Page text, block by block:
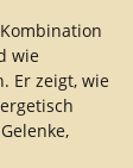
wie
Er zeigt, wie